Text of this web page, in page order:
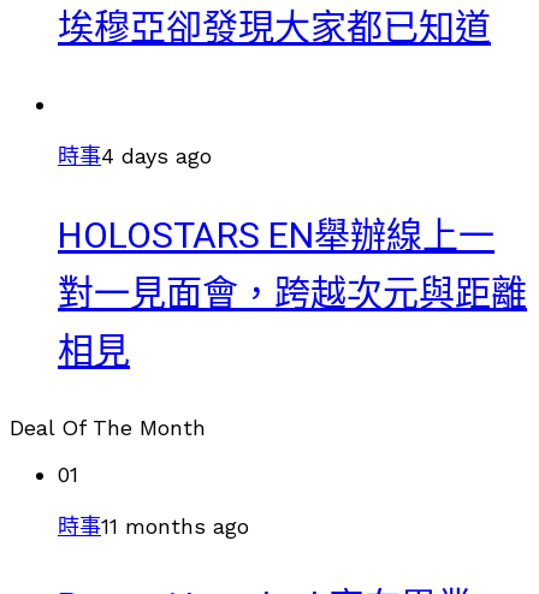
埃穆亞卻發現大家都已知道
時事4 days ago
HOLOSTARS EN舉辦線上一
對一見面會，跨越次元與距離
相見
Deal Of The Month
01
時事11 months ago